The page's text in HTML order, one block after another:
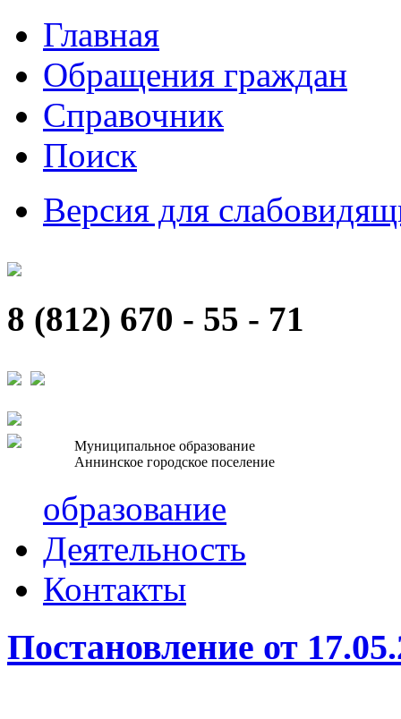
Главная
Обращения граждан
Справочник
Поиск
Версия для
8 (812) 670 - 55 - 71
Муниципальное образование
Аннинское городское поселение
образование
Деятельность
Контакты
Постановление от